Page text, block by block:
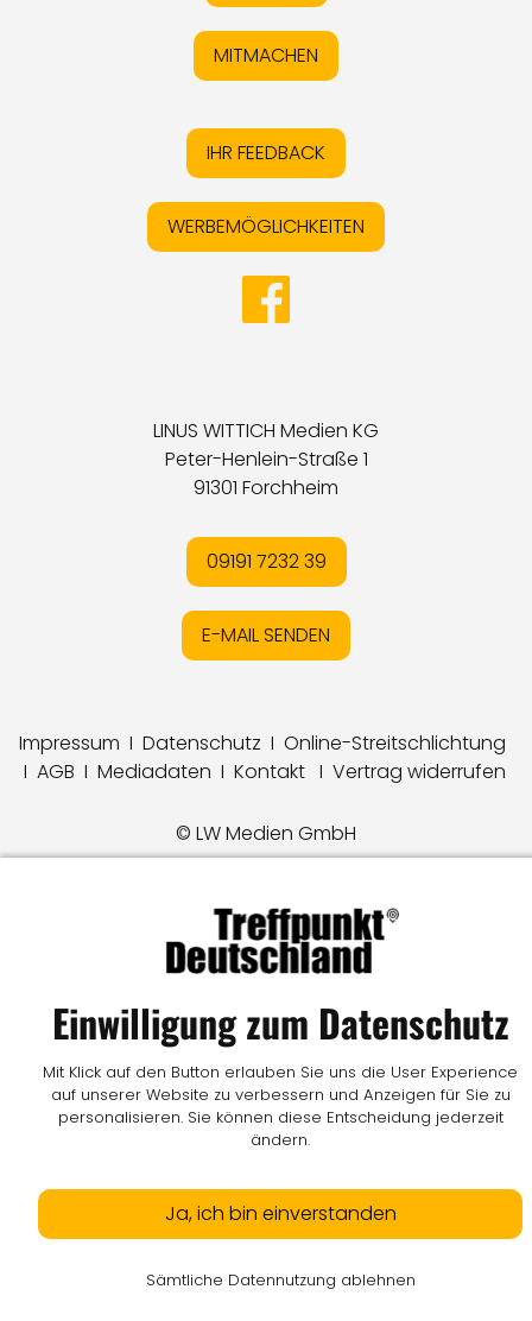
MITMACHEN
IHR FEEDBACK
WERBEMÖGLICHKEITEN
LINUS WITTICH Medien KG
Peter-Henlein-Straße 1
91301 Forchheim
09191 7232 39
E-MAIL SENDEN
Impressum I Datenschutz I Online-Streitschlichtung
I AGB I Mediadaten I Kontakt I Vertrag widerrufen
© LW Medien GmbH
Einwilligung zum Datenschutz
Mit Klick auf den Button erlauben Sie uns die User Experience
auf unserer Website zu verbessern und Anzeigen für Sie zu
personalisieren. Sie können diese Entscheidung jederzeit
ändern.
Ja, ich bin einverstanden
Sämtliche Datennutzung ablehnen